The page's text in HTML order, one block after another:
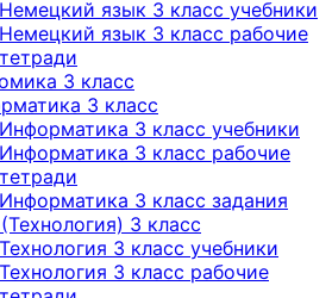
Немецкий язык 3 класс учебники
Немецкий язык 3 класс рабочие
тетради
3 класс
3 класс
Информатика 3 класс учебники
Информатика 3 класс рабочие
тетради
Информатика 3 класс задания
3 класс
Технология 3 класс учебники
Технология 3 класс рабочие